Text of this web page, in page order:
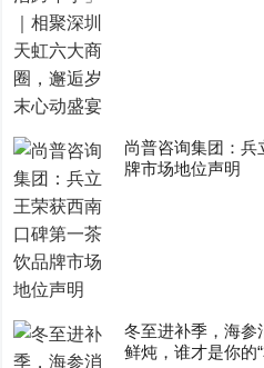
尚普咨询集团：兵
牌市场地位声明
冬至进补季，海参
鲜炖，谁才是你的“